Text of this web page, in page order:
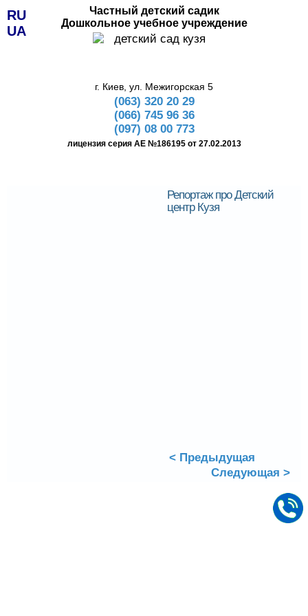
RU
UA
Частный детский садик
Дошкольное учебное учреждение
г. Киев, ул. Межигорская 5
(063) 320 20 29
(066) 745 96 36
(097) 08 00 773
лицензия серия АЕ №186195 от 27.02.2013
Репортаж про Детский
центр Кузя
< Предыдущая
Следующая >